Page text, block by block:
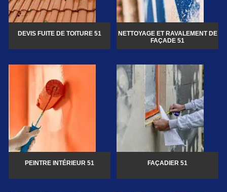
DEVIS FUITE DE TOITURE 51
NETTOYAGE ET RAVALEMENT DE
FAÇADE 51
PEINTRE INTÉRIEUR 51 FAÇADIER 51